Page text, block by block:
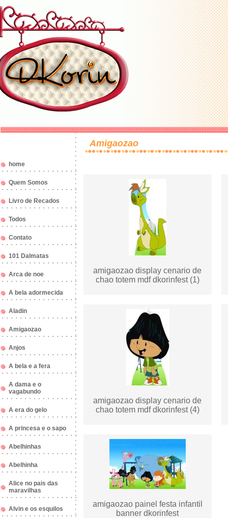
home
Quem Somos
Livro de Recados
Todos
Contato
101 Dalmatas
Arca de noe
A bela adormecida
Aladin
Amigaozao
Anjos
A bela e a fera
A dama e o
vagabundo
A era do gelo
A princesa e o sapo
Abelhinhas
Abelhinha
Alice no pais das
maravilhas
Alvin e os esquilos
Amigaozao
amigaozao display cenario de
chao totem mdf dkorinfest (1)
amigaozao display cenario de
chao totem mdf dkorinfest (4)
amigaozao painel festa infantil
banner dkorinfest